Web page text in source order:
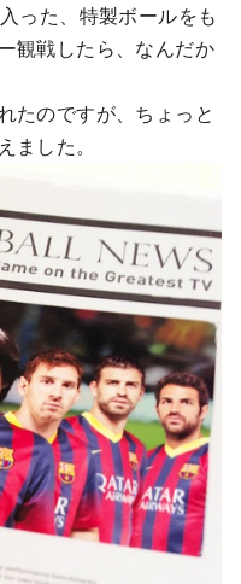
った、特製ボールをも
観戦したら、なんだか
たのですが、ちょっと
ました。